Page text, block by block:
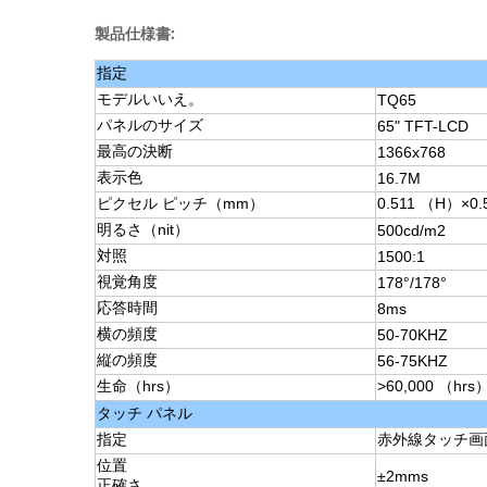
製品仕様書:
指定
モデルいいえ。
TQ65
パネルのサイズ
65" TFT-LCD
最高の決断
1366x768
表示色
16.7M
ピクセル ピッチ（mm）
0.511 （H）
明るさ（nit）
500cd/m2
対照
1500:1
視覚角度
178°/178°
応答時間
8ms
横の頻度
50-70KHZ
縦の頻度
56-75KHZ
生命（hrs）
>60,000 （hrs）
タッチ パネル
指定
赤外線タッチ画
位置
±2mms